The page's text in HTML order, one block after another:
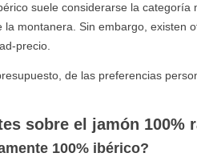
suele considerarse la
montanera. Sin embargo, existen
precio.
de las preferencias
sobre el jamón 100%
100% ibérico?